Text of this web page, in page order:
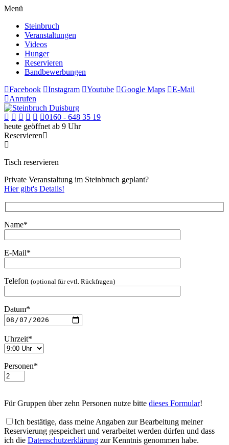
Menü
Steinbruch
Veranstaltungen
Videos
Hunger
Reservieren
Bandbewerbungen
Facebook
Instagram Youtube Google Maps
E-Mail
Anrufen
0160 - 648 35 19
heute geöffnet ab 9 Uhr
Reservieren
Tisch reservieren
Private Veranstaltung im Steinbruch geplant?
Hier gibt's Details!
Name*
E-Mail*
Telefon (optional für evtl. Rückfragen)
Datum*
Uhrzeit*
Personen*
Für Gruppen über zehn Personen nutze bitte dieses Formular!
Ich bestätige, dass meine Angaben zur Bearbeitung meiner
Reservierung gespeichert und verarbeitet werden dürfen und dass
ich die Datenschutzerklärung zur Kenntnis genommen habe.